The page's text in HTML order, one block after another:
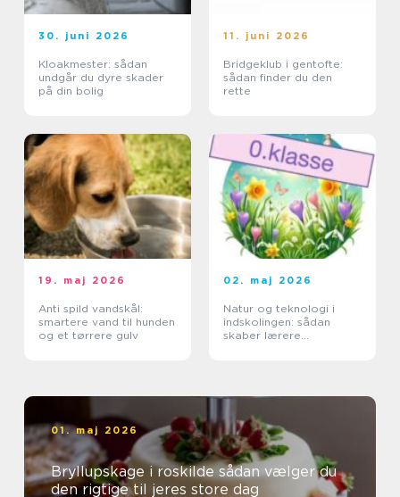
30. juni 2026
Kloakmester: sådan
undgår du dyre skader
på din bolig
11. juni 2026
Bridgeklub i gentofte:
sådan finder du den
rette
19. maj 2026
Anti spild vandskål:
smartere vand til hunden
og et tørrere gulv
02. maj 2026
Natur og teknologi i
indskolingen: sådan
skaber lærere
01. maj 2026
Bryllupskage i roskilde sådan vælger du
den rigtige til jeres store dag